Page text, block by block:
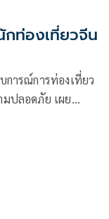
ท่องเที่ยวจีน
ารณ์การท่องเที่ยว
ปลอดภัย เผย